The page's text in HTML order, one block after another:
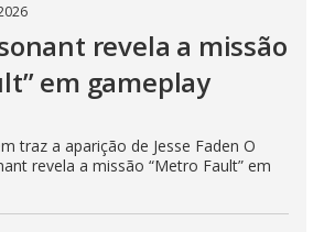
revela a missão
em gameplay
traz a aparição de Jesse Faden O
revela a missão “Metro Fault” em